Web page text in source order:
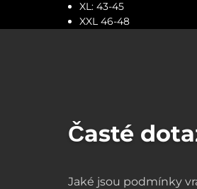
XL: 43-45
XXL 46-48
Časté
Jaké jsou podmínky